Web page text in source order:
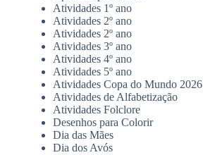
Atividades 1º ano
Atividades 2º ano
Atividades 2º ano
Atividades 3º ano
Atividades 4º ano
Atividades 5º ano
Atividades Copa do Mundo 2026
Atividades de Alfabetização
Atividades Folclore
Desenhos para Colorir
Dia das Mães
Dia dos Avós